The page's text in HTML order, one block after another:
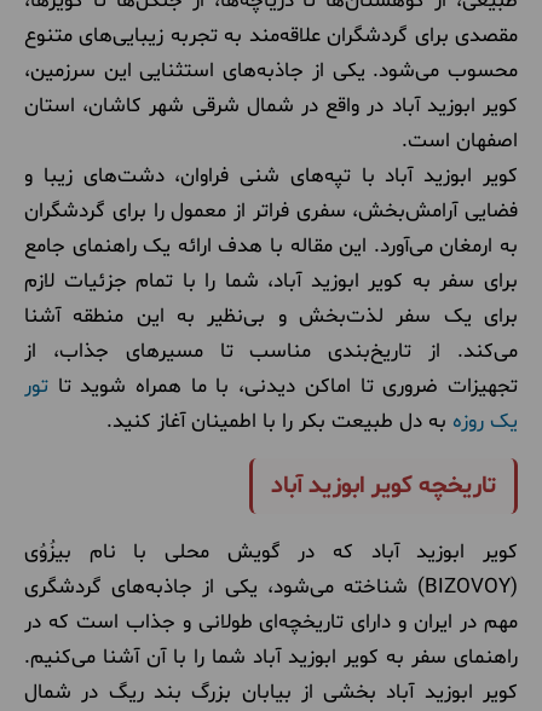
مقصدی برای گردشگران علاقه‌مند به تجربه زیبایی‌های متنوع
محسوب می‌شود. یکی از جاذبه‌های استثنایی این سرزمین،
کویر ابوزید آباد در واقع در شمال شرقی شهر کاشان، استان
اصفهان است.
کویر ابوزید آباد با تپه‌های شنی فراوان، دشت‌های زیبا و
فضایی آرامش‌بخش، سفری فراتر از معمول را برای گردشگران
به ارمغان می‌آورد. این مقاله با هدف ارائه یک راهنمای جامع
برای سفر به کویر ابوزید آباد، شما را با تمام جزئیات لازم
برای یک سفر لذت‌بخش و بی‌نظیر به این منطقه آشنا
می‌کند. از تاریخ‌بندی مناسب تا مسیرهای جذاب، از
تجهیزات ضروری تا اماکن دیدنی، با ما همراه شوید تا تور
یک روزه به دل طبیعت بکر را با اطمینان آغاز کنید.
تاریخچه کویر ابوزید آباد
کویر ابوزید آباد که در گویش محلی با نام بیزُوُی
(
BIZOVOY) شناخته می‌شود، یکی از جاذبه‌های گردشگری
مهم در ایران و دارای تاریخچه‌ای طولانی و جذاب است که در
راهنمای سفر به کویر ابوزید آباد شما را با آن آشنا می‌کنیم.
کویر ابوزید آباد بخشی از بیابان بزرگ بند ریگ در شمال